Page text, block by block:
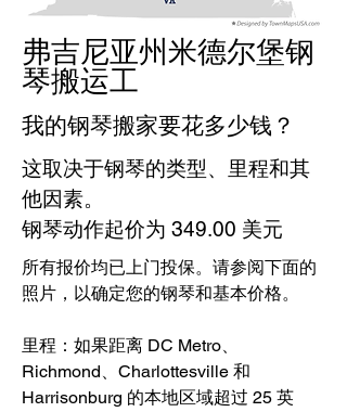
弗吉尼亚州米德尔堡钢
琴搬运工
我的钢琴搬家要花多少钱？
这取决于钢琴的类型、里程和其
他因素。
钢琴动作起价为 349.00 美元
所有报价均已上门投保。请参阅下面的
照片，以确定您的钢琴和基本价格。
里程：如果距离 DC Metro、
Richmond、Charlottesville 和
Harrisonburg 的本地区域超过 25 英